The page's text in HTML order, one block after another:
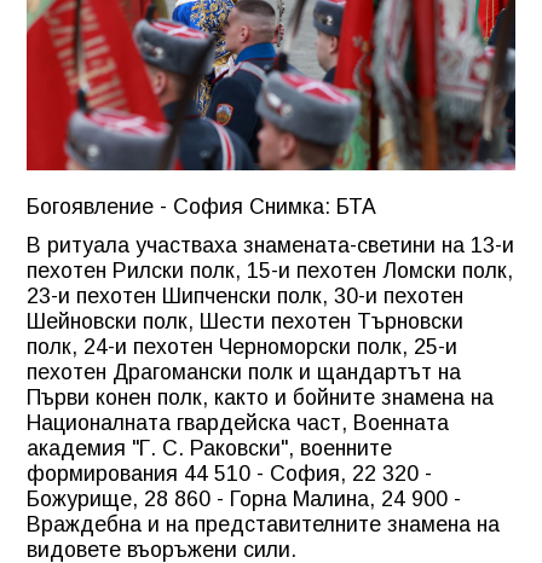
Богоявление - София Снимка: БТА
В ритуала участваха знамената-светини на 13-и
пехотен Рилски полк, 15-и пехотен Ломски полк,
23-и пехотен Шипченски полк, 30-и пехотен
Шейновски полк, Шести пехотен Търновски
полк, 24-и пехотен Черноморски полк, 25-и
пехотен Драгомански полк и щандартът на
Първи конен полк, както и бойните знамена на
Националната гвардейска част, Военната
академия "Г. С. Раковски", военните
формирования 44 510 - София, 22 320 -
Божурище, 28 860 - Горна Малина, 24 900 -
Враждебна и на представителните знамена на
видовете въоръжени сили.